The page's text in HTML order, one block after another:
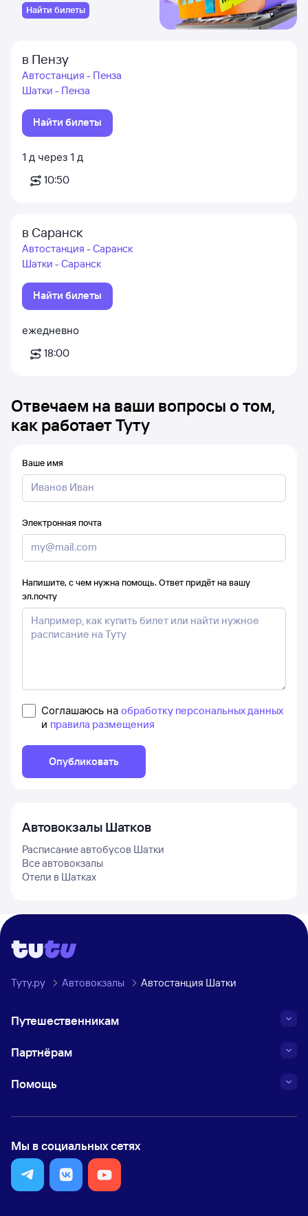
Найти билеты
в Пензу
Автостанция - Пенза
Шатки - Пенза
Найти билеты
1 д через 1 д
10:50
в Саранск
Автостанция - Саранск
Шатки - Саранск
Найти билеты
ежедневно
18:00
Отвечаем на ваши вопросы о том,
как работает Туту
Ваше имя
Электронная почта
Напишите, с чем нужна помощь. Ответ придёт на вашу
эл.почту
Соглашаюсь на обработку персональных данных
и правила размещения
Опубликовать
Автовокзалы Шатков
Расписание автобусов Шатки
Все автовокзалы
Отели в Шатках
Туту.ру Автовокзалы Автостанция Шатки
Путешественникам
Партнёрам
Помощь
Мы в социальных сетях